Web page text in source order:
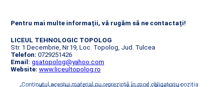
Pentru mai multe informații, vă rugăm să ne contactați!
LICEUL TEHNOLOGIC TOPOLOG
Str. 1 Decembrie, Nr.19, Loc. Topolog, Jud. Tulcea
Telefon: 0729251426
Email: gsatopolog@yahoo.com
Website: www.liceultopolog.ro
„Conţinutul acestui material nu reprezintă în mod obligatoriu poziţia